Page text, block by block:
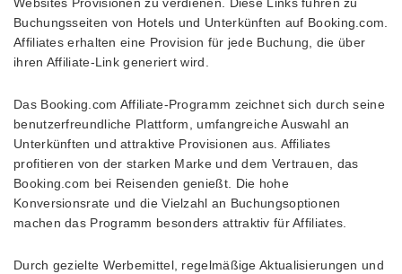
Buchungsseiten von Hotels und Unterkünften auf Booking.com.
Affiliates erhalten eine Provision für jede Buchung, die über
ihren Affiliate-Link generiert wird.
Das Booking.com Affiliate-Programm zeichnet sich durch seine
benutzerfreundliche Plattform, umfangreiche Auswahl an
Unterkünften und attraktive Provisionen aus. Affiliates
profitieren von der starken Marke und dem Vertrauen, das
Booking.com bei Reisenden genießt. Die hohe
Konversionsrate und die Vielzahl an Buchungsoptionen
machen das Programm besonders attraktiv für Affiliates.
Durch gezielte Werbemittel, regelmäßige Aktualisierungen und